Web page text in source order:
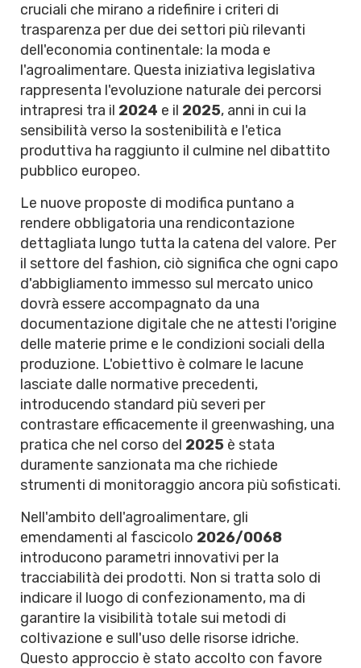
cruciali che mirano a ridefinire i criteri di
trasparenza per due dei settori più rilevanti
dell'economia continentale: la moda e
l'agroalimentare. Questa iniziativa legislativa
rappresenta l'evoluzione naturale dei percorsi
intrapresi tra il 2024 e il 2025, anni in cui la
sensibilità verso la sostenibilità e l'etica
produttiva ha raggiunto il culmine nel dibattito
pubblico europeo.
Le nuove proposte di modifica puntano a
rendere obbligatoria una rendicontazione
dettagliata lungo tutta la catena del valore. Per
il settore del fashion, ciò significa che ogni capo
d'abbigliamento immesso sul mercato unico
dovrà essere accompagnato da una
documentazione digitale che ne attesti l'origine
delle materie prime e le condizioni sociali della
produzione. L'obiettivo è colmare le lacune
lasciate dalle normative precedenti,
introducendo standard più severi per
contrastare efficacemente il greenwashing, una
pratica che nel corso del 2025 è stata
duramente sanzionata ma che richiede
strumenti di monitoraggio ancora più sofisticati.
Nell'ambito dell'agroalimentare, gli
emendamenti al fascicolo 2026/0068
introducono parametri innovativi per la
tracciabilità dei prodotti. Non si tratta solo di
indicare il luogo di confezionamento, ma di
garantire la visibilità totale sui metodi di
coltivazione e sull'uso delle risorse idriche.
Questo approccio è stato accolto con favore